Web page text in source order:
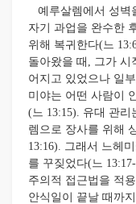
예루살렘에서 성벽
자기 과업을 완수한
위해 복귀한다(느
돌아왔을 때, 그가 시
어지고 있었으나 일
미야는 어떤 사람이
(느 13:15). 유대 관
렘으로 장사를 위해
13:16). 그래서 느헤
를 꾸짖었다(느
주의적 접근법을 적
안식일이 끝날 때까